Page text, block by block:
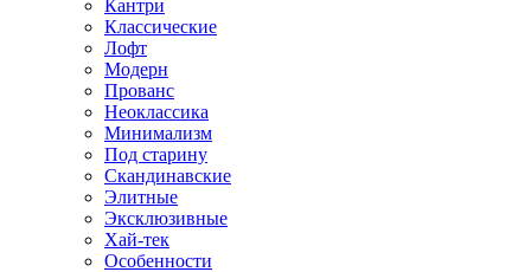
Кантри
Классические
Лофт
Модерн
Прованс
Неоклассика
Минимализм
Под старину
Скандинавские
Элитные
Эксклюзивные
Хай-тек
Особенности